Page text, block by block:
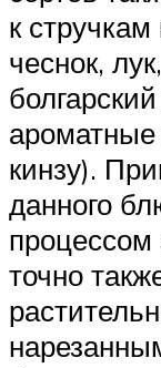
к
чеснок,
ароматные
кинзу).
данного
процессом
точно